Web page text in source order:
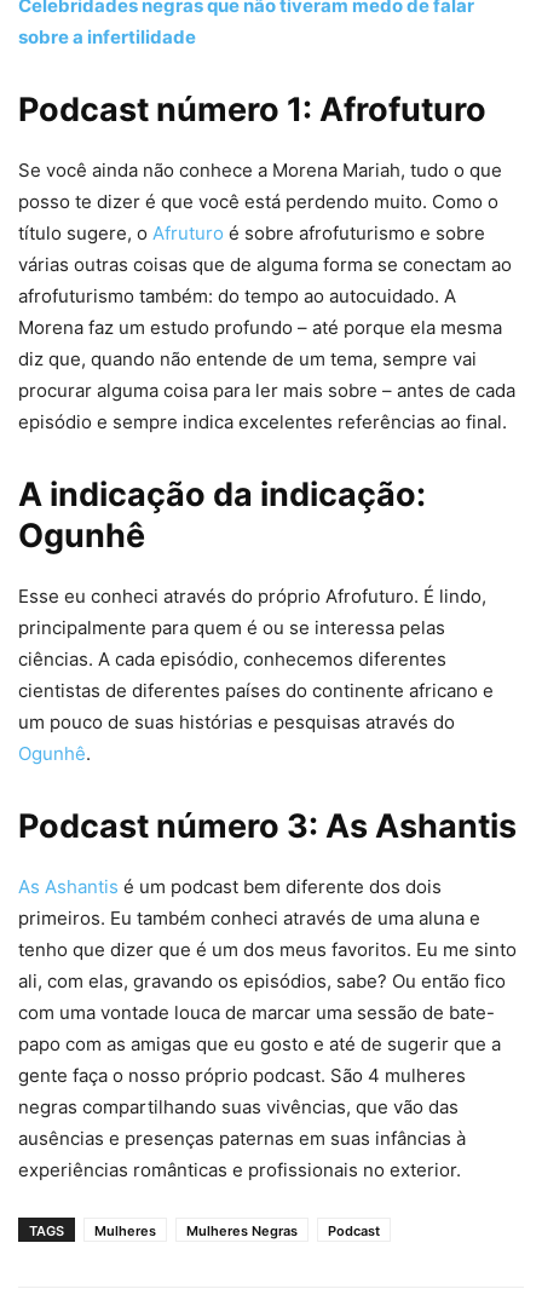
Celebridades negras que não tiveram medo de falar
sobre a infertilidade
Podcast número 1: Afrofuturo
Se você ainda não conhece a Morena Mariah, tudo o que
posso te dizer é que você está perdendo muito. Como o
título sugere, o Afruturo é sobre afrofuturismo e sobre
várias outras coisas que de alguma forma se conectam ao
afrofuturismo também: do tempo ao autocuidado. A
Morena faz um estudo profundo – até porque ela mesma
diz que, quando não entende de um tema, sempre vai
procurar alguma coisa para ler mais sobre – antes de cada
episódio e sempre indica excelentes referências ao final.
A indicação da indicação:
Ogunhê
Esse eu conheci através do próprio Afrofuturo. É lindo,
principalmente para quem é ou se interessa pelas
ciências. A cada episódio, conhecemos diferentes
cientistas de diferentes países do continente africano e
um pouco de suas histórias e pesquisas através do
Ogunhê.
Podcast número 3: As Ashantis
As Ashantis é um podcast bem diferente dos dois
primeiros. Eu também conheci através de uma aluna e
tenho que dizer que é um dos meus favoritos. Eu me sinto
ali, com elas, gravando os episódios, sabe? Ou então fico
com uma vontade louca de marcar uma sessão de bate-
papo com as amigas que eu gosto e até de sugerir que a
gente faça o nosso próprio podcast. São 4 mulheres
negras compartilhando suas vivências, que vão das
ausências e presenças paternas em suas infâncias à
experiências românticas e profissionais no exterior.
TAGS Mulheres Mulheres Negras Podcast